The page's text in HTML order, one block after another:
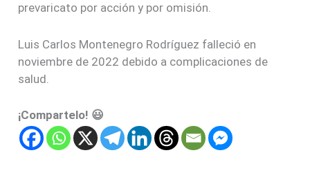
prevaricato por acción y por omisión.
Luis Carlos Montenegro Rodríguez falleció en
noviembre de 2022 debido a complicaciones de
salud.
¡Compartelo! 😃